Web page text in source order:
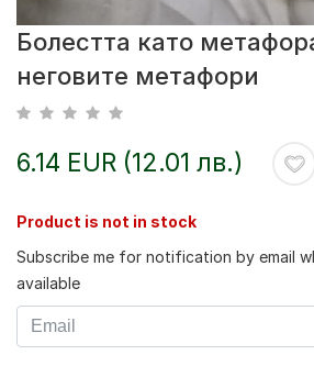
Болестта като
неговите метафори
6.14 EUR (12.01 лв.)
Product is not in stock
Subscribe me for notification by email
available